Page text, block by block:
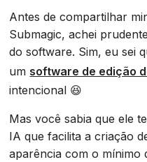
Antes de compartilhar
Submagic, achei
do software. Sim, eu sei
um software de edição
intencional 😆
Mas você sabia que ele
IA que facilita a criação
aparência com o mínimo